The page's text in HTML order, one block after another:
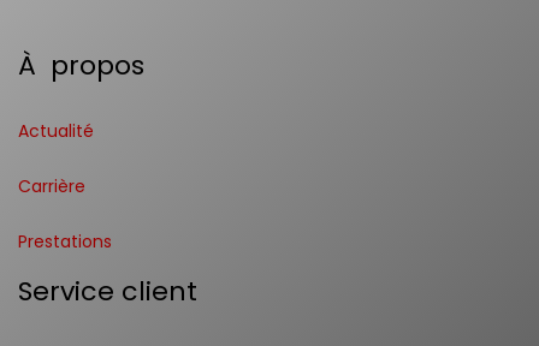
À propos
Actualité
Carrière
Prestations
Service client